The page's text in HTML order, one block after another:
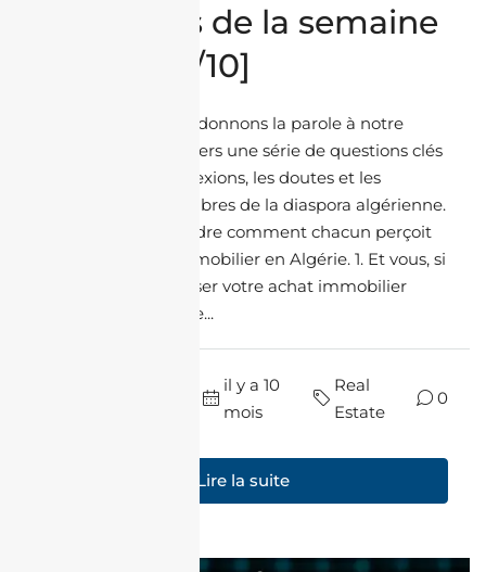
Questions de la semaine
[12/10 – 16/10]
Chaque jeudi, nous donnons la parole à notre
communauté à travers une série de questions clés
qui reflètent les réflexions, les doutes et les
ambitions des membres de la diaspora algérienne.
L’objectif : comprendre comment chacun perçoit
l’investissement immobilier en Algérie. 1. Et vous, si
vous pouviez sécuriser votre achat immobilier
depuis votre pays de...
il y a 10
mois
Real
Estate
0
Lire la suite